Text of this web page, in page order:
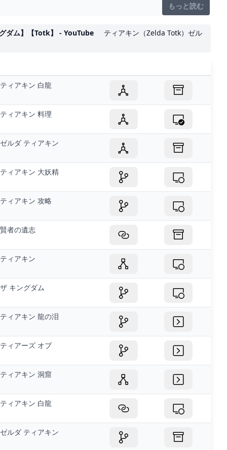
もっと読む
ダム】【Totk】 - YouTube ティアキン（Zelda Totk）ゼル
ティアキン 白龍
ティアキン 料理
ゼルダ ティアキン
ティアキン 大妖精
ティアキン 攻略
賢者の遺志
ティアキン
ザ キングダム
ティアキン 龍の泪
ティアーズ オブ
ティアキン 洞窟
ティアキン 白龍
ゼルダ ティアキン